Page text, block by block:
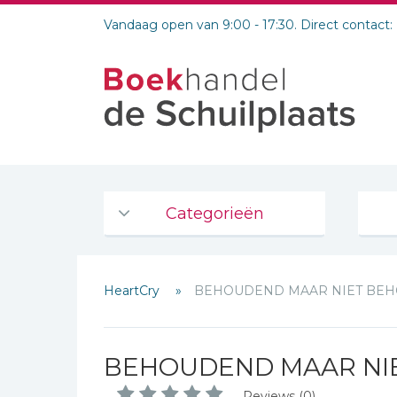
Vandaag open van 9:00 - 17:30. Direct contact:
Categorieën
De Bijbel
Bijbelse Dagboeken 2026
Bijbelstudie groepen
HeartCry BEHOUDEND MAAR NIET
BEHOUDEND MAAR